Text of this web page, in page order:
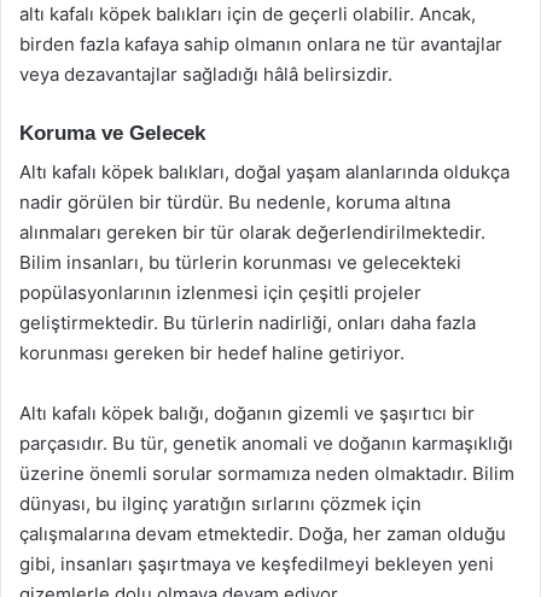
altı kafalı köpek balıkları için de geçerli olabilir. Ancak,
birden fazla kafaya sahip olmanın onlara ne tür avantajlar
veya dezavantajlar sağladığı hâlâ belirsizdir.
Koruma ve Gelecek
Altı kafalı köpek balıkları, doğal yaşam alanlarında oldukça
nadir görülen bir türdür. Bu nedenle, koruma altına
alınmaları gereken bir tür olarak değerlendirilmektedir.
Bilim insanları, bu türlerin korunması ve gelecekteki
popülasyonlarının izlenmesi için çeşitli projeler
geliştirmektedir. Bu türlerin nadirliği, onları daha fazla
korunması gereken bir hedef haline getiriyor.
Altı kafalı köpek balığı, doğanın gizemli ve şaşırtıcı bir
parçasıdır. Bu tür, genetik anomali ve doğanın karmaşıklığı
üzerine önemli sorular sormamıza neden olmaktadır. Bilim
dünyası, bu ilginç yaratığın sırlarını çözmek için
çalışmalarına devam etmektedir. Doğa, her zaman olduğu
gibi, insanları şaşırtmaya ve keşfedilmeyi bekleyen yeni